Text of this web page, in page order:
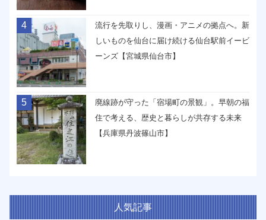
4
流行を先取りし、漫画・アニメの拠点へ。新
しいものを仙台に届け続ける仙台駅前イービ
ーンズ【宮城県仙台市】
5
廃線跡が守った「宿場町の景観」。早朝の福
住で考える、歴史と暮らしが共存する未来
【兵庫県丹波篠山市】
人気記事